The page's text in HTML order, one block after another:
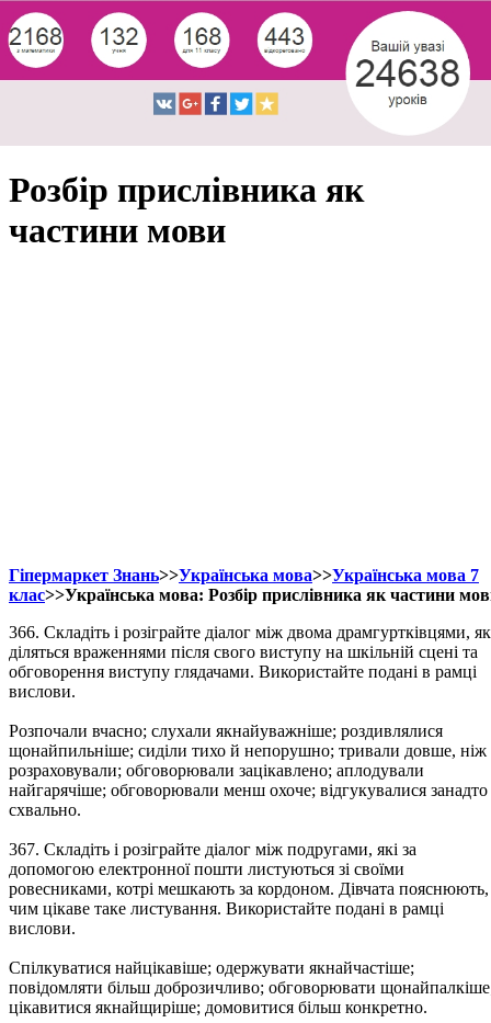
Розбір прислівника як
частини мови
Гіпермаркет Знань>>Українська мова>>Українська мова 7
клас>>Українська мова: Розбір прислівника як частини
366. Складіть і розіграйте діалог між двома драмгуртківцями,
діляться враженнями після свого виступу на шкільній сцені та
обговорення виступу глядачами. Використайте подані в рамці
вислови.
Розпочали вчасно; слухали якнайуважніше; роздивлялися
щонайпильніше; сиділи тихо й непорушно; тривали довше, ніж
розраховували; обговорювали зацікавлено; аплодували
найгарячіше; обговорювали менш охоче; відгукувалися занадто
схвально.
367. Складіть і розіграйте діалог між подругами, які за
допомогою електронної пошти листуються зі своїми
ровесниками, котрі мешкають за кордоном. Дівчата пояснюють,
чим цікаве таке листування. Використайте подані в рамці
вислови.
Спілкуватися найцікавіше; одержувати якнайчастіше;
повідомляти більш доброзичливо; обговорювати
цікавитися якнайщиріше; домовитися більш конкретно.